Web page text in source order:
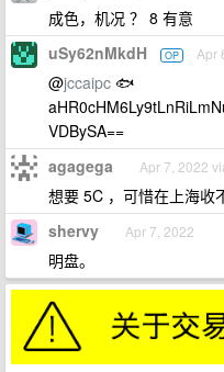
成色，机况 ？ 8 有意
uSy62nMkdH OP Apr
@jccaipc 🐟
VDBySA==
agagega Apr 7, 2022
想要 5C ，可惜在上海收
shervy Apr 7, 2022
明盘。